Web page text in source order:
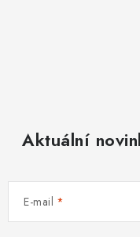
Aktuální
E-mail